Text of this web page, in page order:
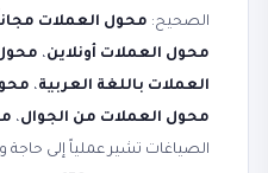
الصحيح: محول العملات
محول العملات أونلاين،
العملات باللغة العربية،
محول العملات من الجوال،
الصياغات تشير عملياً إلى حاجة